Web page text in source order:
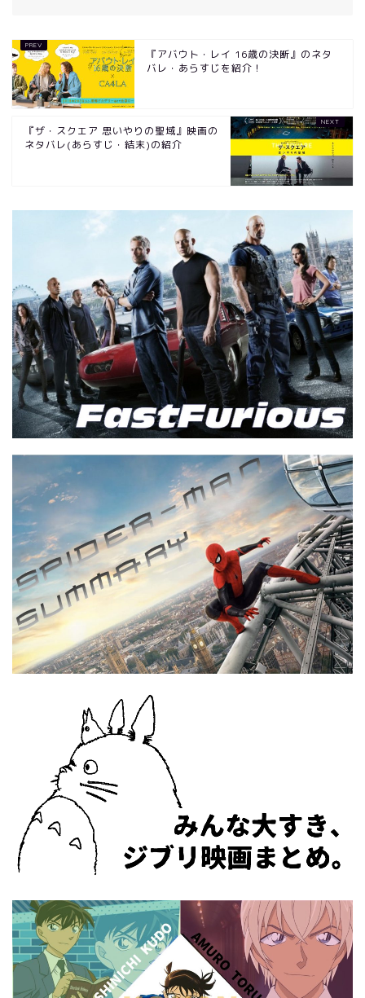
『アバウト・レイ 16歳の決断』のネタ
バレ・あらすじを紹介！
『ザ・スクエア 思いやりの聖域』映画の
ネタバレ(あらすじ・結末)の紹介